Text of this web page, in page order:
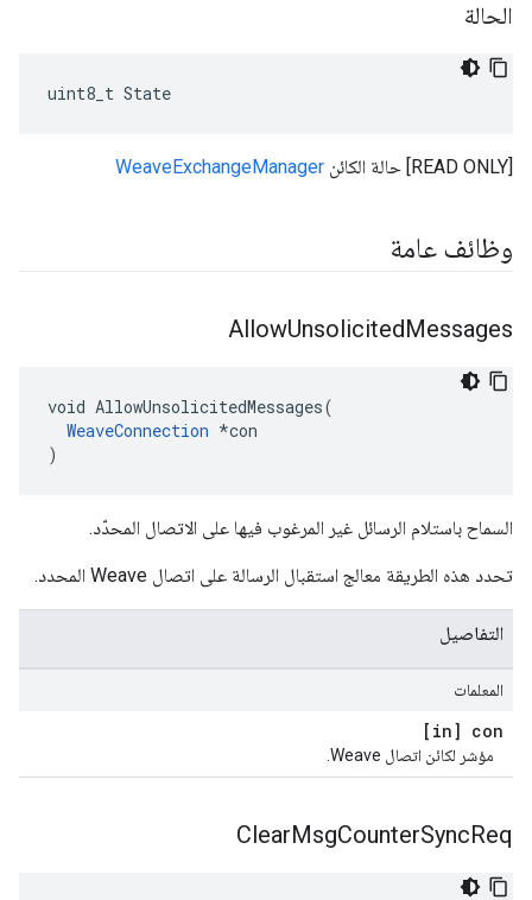
الحالة
uint8_t State
[READ ONLY] حالة الكائن WeaveExchangeManager
وظائف عامة
AllowUnsolicitedMessages
void AllowUnsolicitedMessages(
WeaveConnection *con
)
السماح باستلام الرسائل غير المرغوب فيها على الاتصال المحدّد.
تحدد هذه الطريقة معالج استقبال الرسالة على اتصال Weave المحدد.
التفاصيل
المعلمات
[in] con
مؤشر لكائن اتصال Weave.
ClearMsgCounterSyncReq